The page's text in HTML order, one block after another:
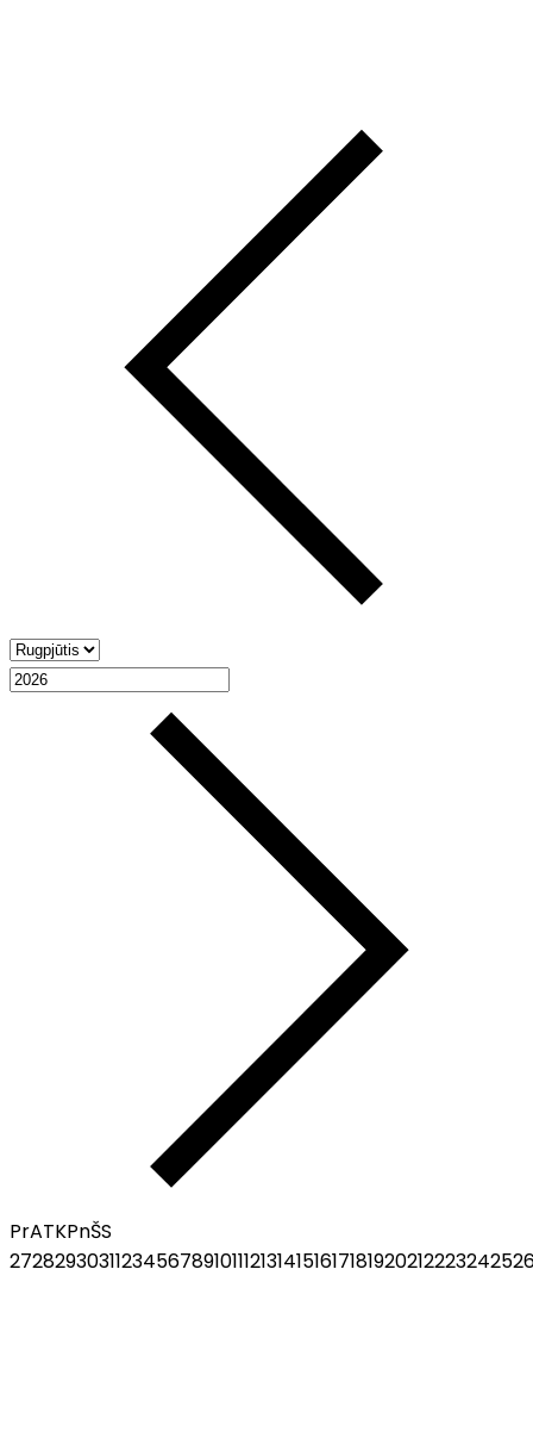
PrATKPnŠS
272829303112345678910111213141516171819202122232425